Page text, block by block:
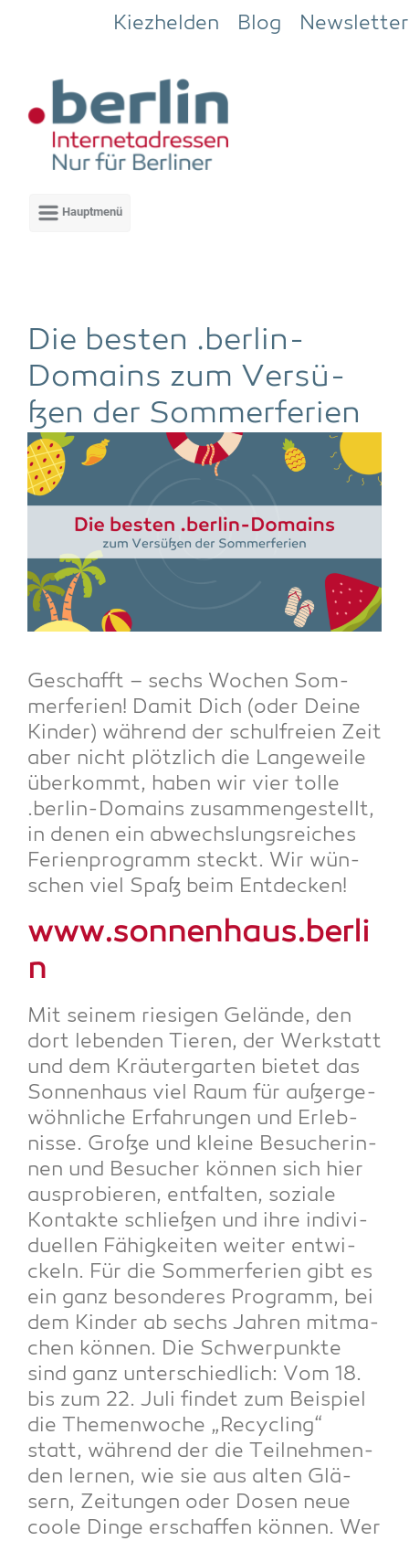
Zum Hauptinhalt springen
Kiezhelden Blog Newsletter
Die bes­ten .ber­lin-
Domains zum Ver­sü­
ßen der Sommerferien
Geschafft – sechs Wochen Som­
mer­fe­ri­en! Damit Dich (oder Dei­ne
Kin­der) wäh­rend der schul­frei­en Zeit
aber nicht plötz­lich die Lan­ge­wei­le
über­kommt, haben wir vier tol­le
.ber­lin-Domains zusam­men­ge­stellt,
in denen ein abwechs­lungs­rei­ches
Feri­en­pro­gramm steckt. Wir wün­
schen viel Spaß beim Entdecken!
www.sonnenhaus.berli
n
Mit sei­nem rie­si­gen Gelän­de, den
dort leben­den Tie­ren, der Werk­statt
und dem Kräu­ter­gar­ten bie­tet das
Son­nen­haus viel Raum für außer­ge­
wöhn­li­che Erfah­run­gen und Erleb­
nis­se. Gro­ße und klei­ne Besu­che­rin­
nen und Besu­cher kön­nen sich hier
aus­pro­bie­ren, ent­fal­ten, sozia­le
Kon­tak­te schlie­ßen und ihre indi­vi­
du­el­len Fähig­kei­ten wei­ter ent­wi­
ckeln. Für die Som­mer­fe­ri­en gibt es
ein ganz beson­de­res Pro­gramm, bei
dem Kin­der ab sechs Jah­ren mit­ma­
chen kön­nen. Die Schwer­punk­te
sind ganz unter­schied­lich: Vom 18.
bis zum 22. Juli fin­det zum Bei­spiel
die The­men­wo­che „Recy­cling“
statt, wäh­rend der die Teil­neh­men­
den ler­nen, wie sie aus alten Glä­
sern, Zei­tun­gen oder Dosen neue
coo­le Din­ge erschaf­fen kön­nen. Wer